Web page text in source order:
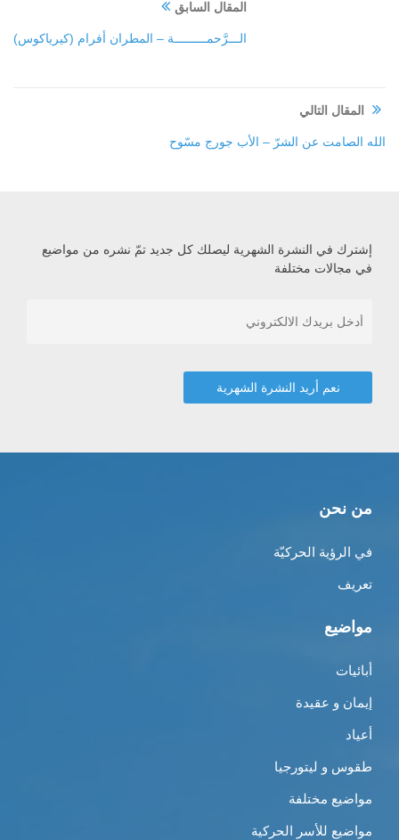
المقال السابق
الـــرَّحمـــــــــة – المطران أفرام (كيرياكوس)
المقال التالي
الله الصامت عن الشرّ – الأب جورج مسّوح
إشترك في النشرة الشهرية ليصلك كل جديد تمّ نشره من مواضيع
في مجالات مختلفة
من نحن
في الرؤية الحركيّة
تعريف
مواضيع
أبائيات
إيمان و عقيدة
أعياد
طقوس و ليتورجيا
مواضيع مختلفة
مواضيع للأسر الحركية